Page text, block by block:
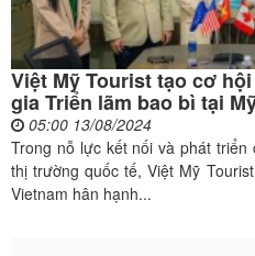
Việt Mỹ Tourist tạo cơ
gia Triển lãm bao bì tại
05:00 13/08/2024
Trong nỗ lực kết nối và phát triển
thị trường quốc tế, Việt Mỹ
Vietnam hân hạnh...